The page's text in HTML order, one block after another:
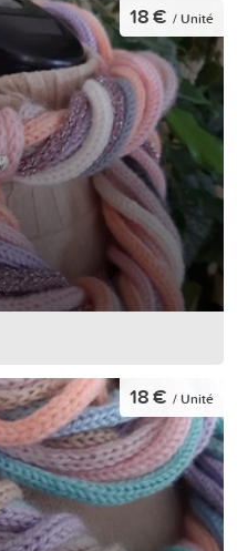
18 € / Unité
18 € / Unité